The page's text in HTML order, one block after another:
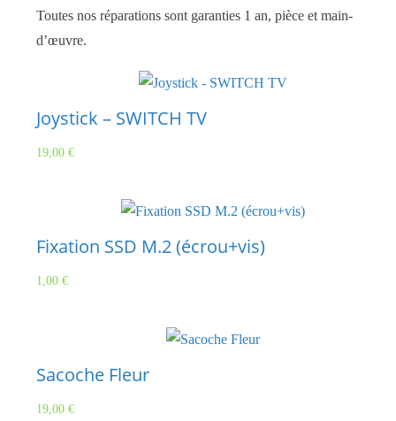
Toutes nos réparations sont garanties 1 an, pièce et main-
d’œuvre.
Joystick – SWITCH TV
19,00 €
Fixation SSD M.2 (écrou+vis)
1,00 €
Sacoche Fleur
19,00 €